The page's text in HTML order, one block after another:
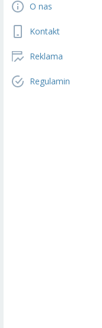
O nas
Kontakt
Reklama
Regulamin